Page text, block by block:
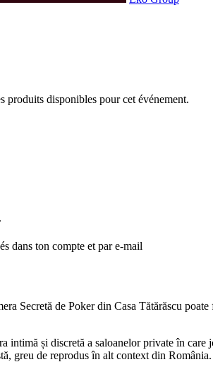
produits disponibles pour cet événement.
dans ton compte et par e-mail
Secretă de Poker din Casa Tătărăscu
intimă și discretă a saloanelor private în
greu de reprodus în alt context din România.